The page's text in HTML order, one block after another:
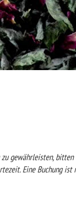
gewährleisten,
Eine Buchung ist